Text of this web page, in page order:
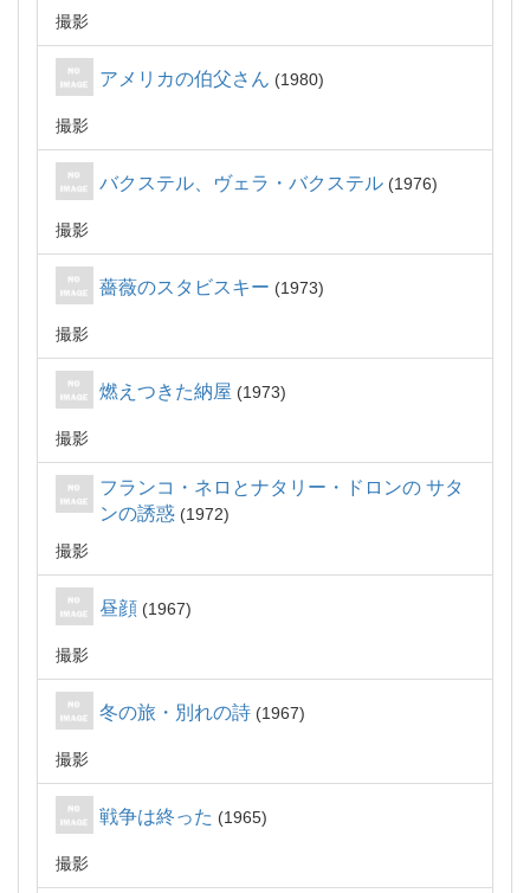
撮影
アメリカの伯父さん 1980
撮影
バクステル、ヴェラ・バクステル 1976
撮影
薔薇のスタビスキー 1973
撮影
燃えつきた納屋 1973
撮影
フランコ・ネロとナタリー・ドロンの サタ
ンの誘惑
1972
撮影
昼顔 1967
撮影
冬の旅・別れの詩 1967
撮影
戦争は終った 1965
撮影